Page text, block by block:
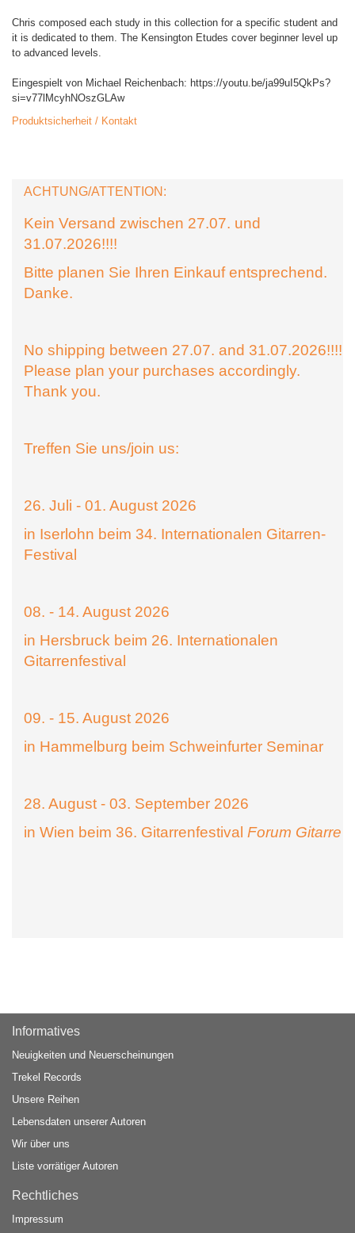
Chris composed each study in this collection for a specific student and
it is dedicated to them. The Kensington Etudes cover beginner level up
to advanced levels.
Eingespielt von Michael Reichenbach: https://youtu.be/ja99uI5QkPs?
si=v77lMcyhNOszGLAw
Produktsicherheit / Kontakt
ACHTUNG/ATTENTION:
Kein Versand zwischen 27.07. und
31.07.2026!!!!
Bitte planen Sie Ihren Einkauf entsprechend.
Danke.
No shipping between 27.07. and 31.07.2026!!!!
Please plan your purchases accordingly.
Thank you.
Treffen Sie uns/join us:
26. Juli - 01. August 2026
in Iserlohn beim 34. Internationalen Gitarren-
Festival
08. - 14. August 2026
in Hersbruck beim 26. Internationalen
Gitarrenfestival
09. - 15. August 2026
in Hammelburg beim Schweinfurter Seminar
28. August - 03. September 2026
in Wien beim 36. Gitarrenfestival Forum Gitarre
Informatives
Neuigkeiten und Neuerscheinungen
Trekel Records
Unsere Reihen
Lebensdaten unserer Autoren
Wir über uns
Liste vorrätiger Autoren
Rechtliches
Impressum